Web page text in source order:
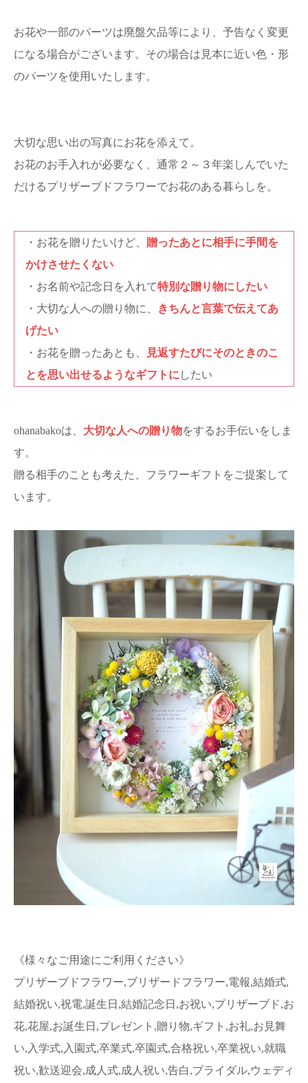
お花や一部のパーツは廃盤欠品等により、予告なく変更
になる場合がございます。その場合は見本に近い色・形
のパーツを使用いたします。
大切な思い出の写真にお花を添えて。
お花のお手入れが必要なく、通常２～３年楽しんでいた
だけるプリザーブドフラワーでお花のある暮らしを。
・お花を贈りたいけど、 贈ったあとに相手に手間を
かけさせたくない
・お名前や記念日を入れて特別な贈り物にしたい
・大切な人への贈り物に、
きちんと言葉で伝えてあ
げたい
・お花を贈ったあとも、
見返すたびにそのときのこ
とを思い出せるようなギフトに したい
ohanabakoは、 大切な人への贈り物をするお手伝いをしま
す。
贈る相手のことも考えた、フラワーギフトをご提案して
います。
《様々なご用途にご利用ください》
プリザーブドフラワー,ブリザードフラワー,電報,結婚式,
結婚祝い,祝電,誕生日,結婚記念日,お祝い,プリザーブド,お
花,花屋,お誕生日,プレゼント,贈り物,ギフト,お礼,お見舞
い,入学式,入園式,卒業式,卒園式,合格祝い,卒業祝い,就職
祝い,歓送迎会,成人式,成人祝い,告白,ブライダル,ウェディ